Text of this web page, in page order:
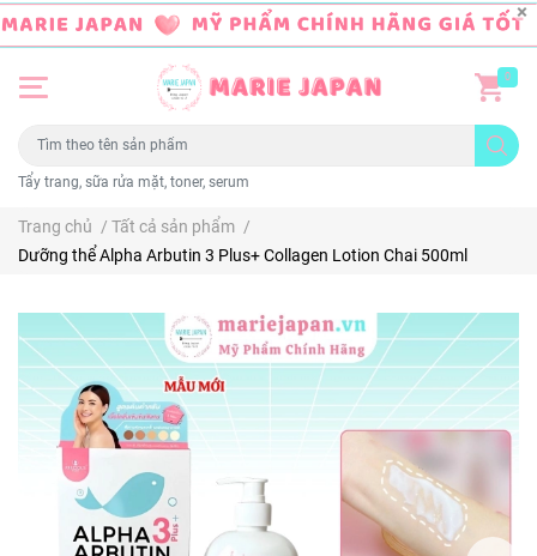
Tẩy trang, sữa rửa mặt, toner, serum
0
Trang chủ / Tất cả sản phẩm /
Dưỡng thể Alpha Arbutin 3 Plus+ Collagen Lotion Chai 500ml